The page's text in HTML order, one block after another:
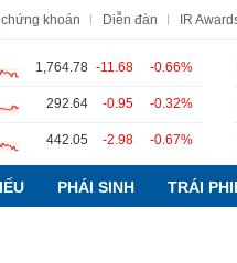
khoán Diễn đàn IR
1,764.78 -11.68 -0.66%
292.64 -0.95 -0.32%
442.05 -2.98 -0.67%
PHÁI SINH TRÁI
đạo Báo cáo